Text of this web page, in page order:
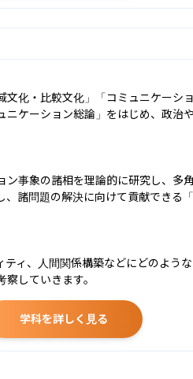
化・比較文化」「コミュニケーシ
ケーション総論」をはじめ、政治
事象の諸相を理論的に研究し、多
諸問題の解決に向けて貢献できる
ィ、人間関係構築などにどのよう
していきます。
学科を詳しく見る